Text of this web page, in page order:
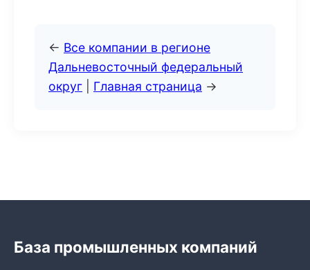
← Все компании в регионе
Дальневосточный федеральный
округ
Главная страница →
База промышленных компаний